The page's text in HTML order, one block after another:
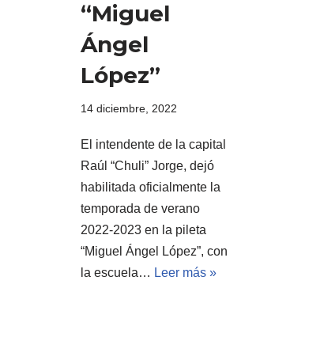
“Miguel
Ángel
López”
14 diciembre, 2022
El intendente de la capital
Raúl “Chuli” Jorge, dejó
habilitada oficialmente la
temporada de verano
2022-2023 en la pileta
“Miguel Ángel López”, con
la escuela… Leer más »